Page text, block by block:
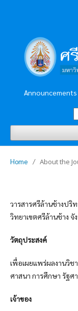
Announcements
Home / About the
วารสารศรีล้านช้างปริ
วิทยาเขตศรีล้านช้าง จั
วัตถุประสงค์
เพื่อเผยแพร่ผลงานวิ
ศาสนา การศึกษา รัฐ
เจ้าของ